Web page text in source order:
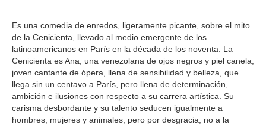
Es una comedia de enredos, ligeramente picante, sobre el mito
de la Cenicienta, llevado al medio emergente de los
latinoamericanos en París en la década de los noventa. La
Cenicienta es Ana, una venezolana de ojos negros y piel canela,
joven cantante de ópera, llena de sensibilidad y belleza, que
llega sin un centavo a París, pero llena de determinación,
ambición e ilusiones con respecto a su carrera artística. Su
carisma desbordante y su talento seducen igualmente a
hombres, mujeres y animales, pero por desgracia, no a la